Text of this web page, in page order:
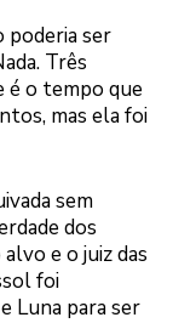
poderia ser
Três
é o tempo que
mas ela foi
sem
dos
e o juiz das
foi
Luna para ser